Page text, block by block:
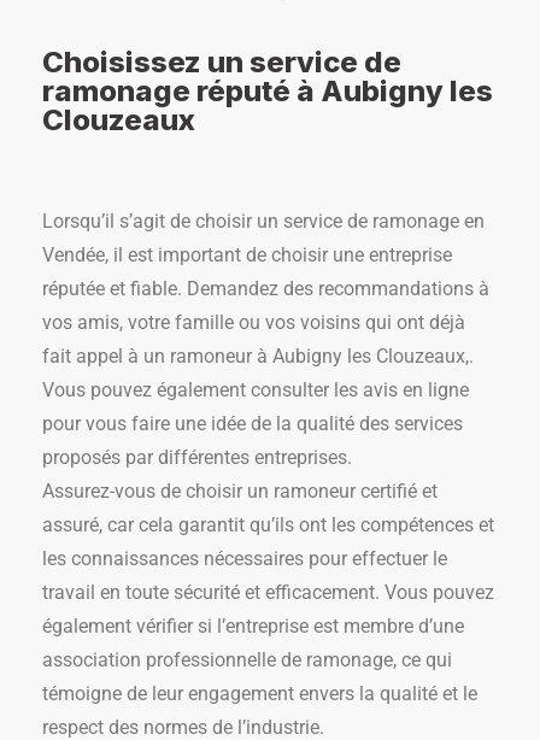
Choisissez un service de
ramonage réputé à Aubigny les
Clouzeaux
Lorsqu’il s’agit de choisir un service de ramonage en
Vendée, il est important de choisir une entreprise
réputée et fiable. Demandez des recommandations à
vos amis, votre famille ou vos voisins qui ont déjà
fait appel à un ramoneur à Aubigny les Clouzeaux,.
Vous pouvez également consulter les avis en ligne
pour vous faire une idée de la qualité des services
proposés par différentes entreprises.
Assurez-vous de choisir un ramoneur certifié et
assuré, car cela garantit qu’ils ont les compétences et
les connaissances nécessaires pour effectuer le
travail en toute sécurité et efficacement. Vous pouvez
également vérifier si l’entreprise est membre d’une
association professionnelle de ramonage, ce qui
témoigne de leur engagement envers la qualité et le
respect des normes de l’industrie.